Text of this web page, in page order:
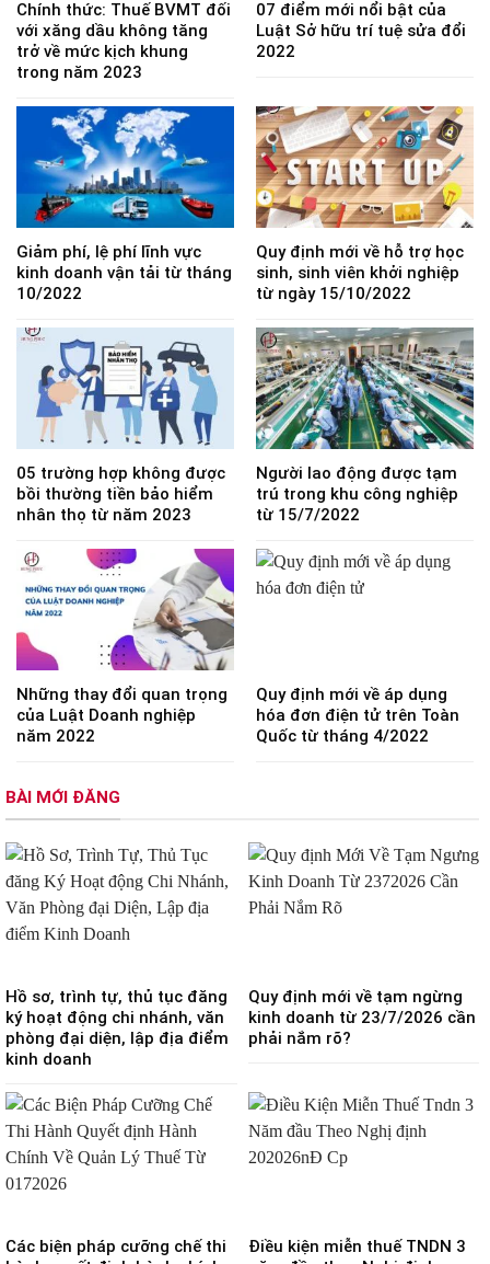
Chính thức: Thuế BVMT đối
với xăng dầu không tăng
trở về mức kịch khung
trong năm 2023
07 điểm mới nổi bật của
Luật Sở hữu trí tuệ sửa đổi
2022
Giảm phí, lệ phí lĩnh vực
kinh doanh vận tải từ tháng
10/2022
Quy định mới về hỗ trợ học
sinh, sinh viên khởi nghiệp
từ ngày 15/10/2022
05 trường hợp không được
bồi thường tiền bảo hiểm
nhân thọ từ năm 2023
Người lao động được tạm
trú trong khu công nghiệp
từ 15/7/2022
Những thay đổi quan trọng
của Luật Doanh nghiệp
năm 2022
Quy định mới về áp dụng
hóa đơn điện tử trên Toàn
Quốc từ tháng 4/2022
BÀI MỚI ĐĂNG
Hồ sơ, trình tự, thủ tục đăng
ký hoạt động chi nhánh, văn
phòng đại diện, lập địa điểm
kinh doanh
Quy định mới về tạm ngừng
kinh doanh từ 23/7/2026 cần
phải nắm rõ?
Các biện pháp cưỡng chế thi
Điều kiện miễn thuế TNDN 3